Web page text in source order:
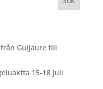
från Guijaure till
15-18 juli